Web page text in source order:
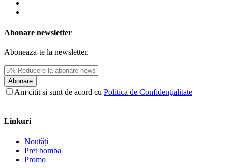
Abonare newsletter
Aboneaza-te la newsletter.
Abonare
Am citit si sunt de acord cu Politica de Confidenţialitate
Linkuri
Noutăți
Pret bomba
Promo